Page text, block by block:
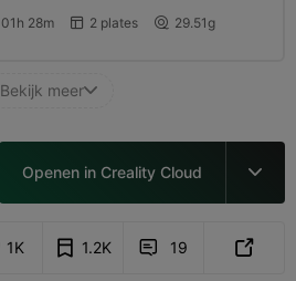
01h 28m  2 plates  29.51g
Bekijk meer
Openen in Creality Cloud 
1K 1.2K  19 